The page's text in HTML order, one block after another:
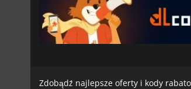
Zdobądź najlepsze oferty i kody